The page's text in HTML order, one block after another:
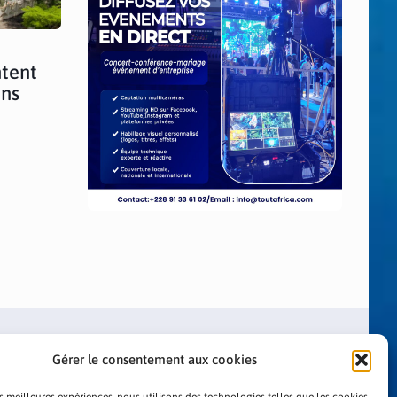
Gérer le consentement aux cookies